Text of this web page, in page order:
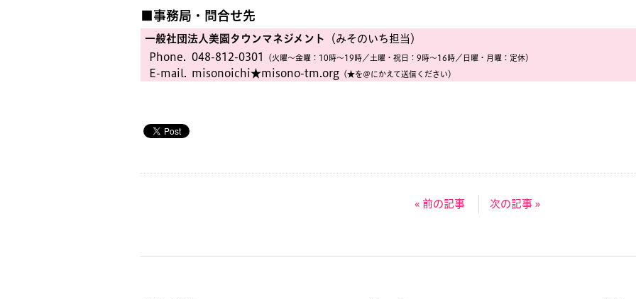
■事務局・問合せ先
一般社団法人美園タウンマネジメント
（みそのいち担当）
Phone.
048-812-0301 （火曜〜金曜：10時〜19時／土曜・祝日：9時〜16時／日曜・月曜：定休）
E-mail. misonoichi★misono-tm.org （★を＠にかえて送信ください）
« 前の記事 次の記事 »